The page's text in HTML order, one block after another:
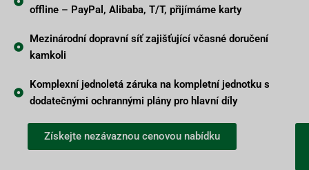
offline – PayPal, Alibaba, T/T, přijímáme karty
Mezinárodní dopravní síť zajišťující včasné doručení
kamkoli
Komplexní jednoletá záruka na kompletní jednotku s
dodatečnými ochrannými plány pro hlavní díly
Získejte nezávaznou cenovou nabídku